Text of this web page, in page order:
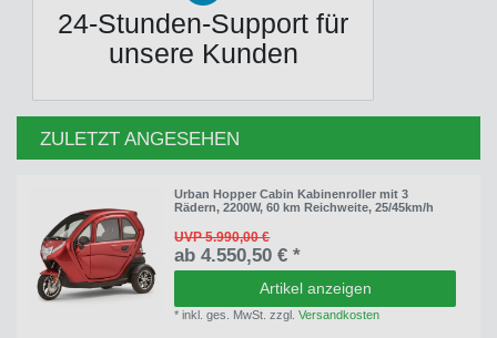
24-Stunden-Support für
unsere Kunden
ZULETZT ANGESEHEN
Urban Hopper Cabin Kabinenroller mit 3
Rädern, 2200W, 60 km Reichweite, 25/45km/h
UVP 5.990,00 €
ab 4.550,50 € *
Artikel anzeigen
*inkl. ges. MwSt. zzgl.Versandkosten